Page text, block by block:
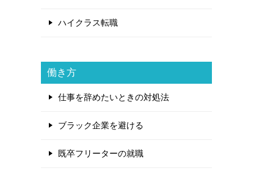
ハイクラス転職
働き方
仕事を辞めたいときの対処法
ブラック企業を避ける
既卒フリーターの就職